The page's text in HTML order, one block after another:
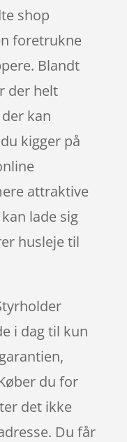
shop
foretrukne
Blandt
der helt
kan
kigger på
attraktive
lade sig
husleje til
i dag til kun
du for
det ikke
Du får